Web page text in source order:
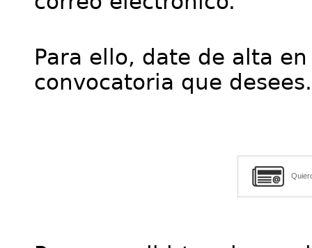
Para ello, date de alta
convocatoria que desees.